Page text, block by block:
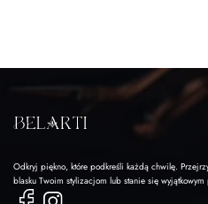
Odkryj piękno, które podkreśli każdą chwilę.
blasku Twoim stylizacjom lub stanie się